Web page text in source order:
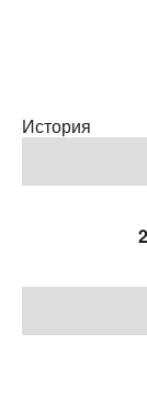
История